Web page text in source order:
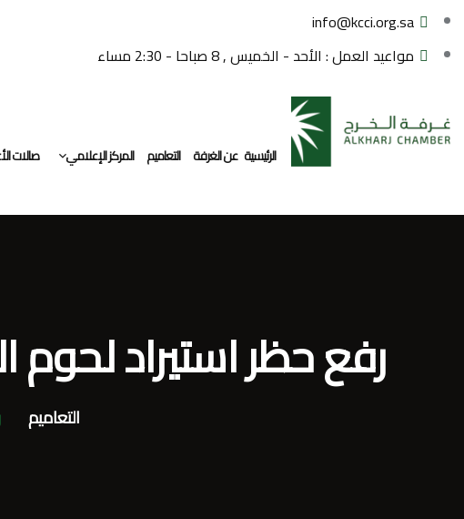
info@kcci.org.sa
مواعيد العمل : الأحد - الخميس , 8 صباحا - 2:30 مساء
الرئيسية عن الغرفة التعاميم المركز الإعلامي صالات
رفع حظر استيراد لحوم
التعاميم